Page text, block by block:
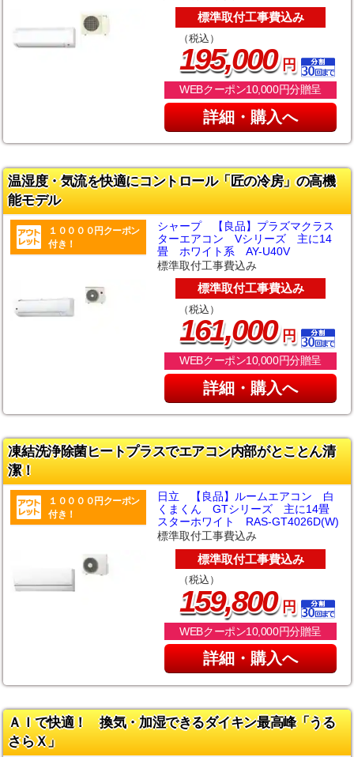
標準取付工事費込み
（税込）
195,000円
WEBクーポン10,000円分贈呈
詳細・購入へ
温湿度・気流を快適にコントロール「匠の冷房」の高機
能モデル
１００００円クーポン
付き！
シャープ 【良品】プラズマクラス
ターエアコン Vシリーズ 主に14
畳 ホワイト系 AY-U40V
標準取付工事費込み
標準取付工事費込み
（税込）
161,000円
WEBクーポン10,000円分贈呈
詳細・購入へ
凍結洗浄除菌ヒートプラスでエアコン内部がとことん清
潔！
１００００円クーポン
付き！
日立 【良品】ルームエアコン 白
くまくん GTシリーズ 主に14畳
スターホワイト RAS-GT4026D(W)
標準取付工事費込み
標準取付工事費込み
（税込）
159,800円
WEBクーポン10,000円分贈呈
詳細・購入へ
ＡＩで快適！ 換気・加湿できるダイキン最高峰「うる
さらＸ」